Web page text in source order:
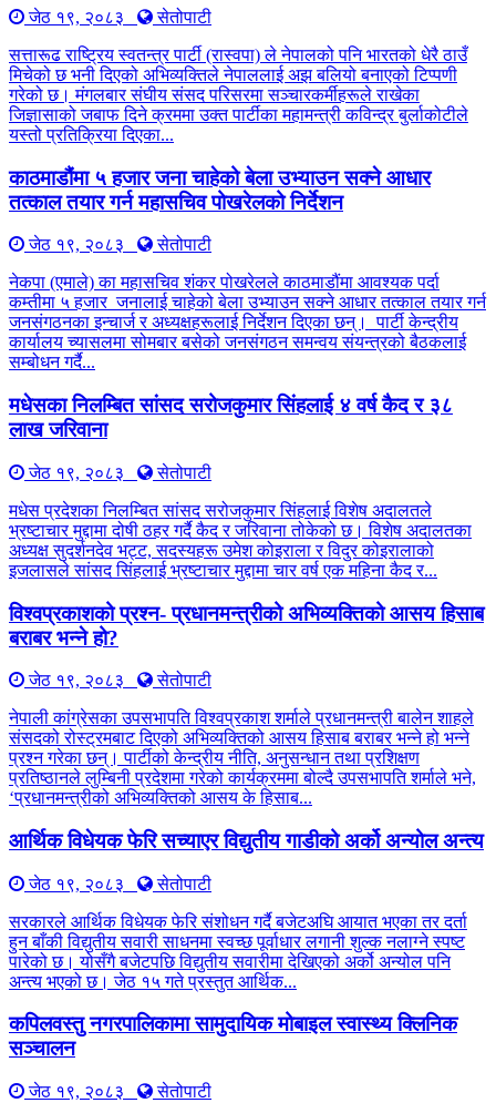
जेठ १९, २०८३
सेतोपाटी
सत्तारूढ राष्ट्रिय स्वतन्त्र पार्टी (रास्वपा) ले नेपालको पनि भारतको धेरै ठाउँ
मिचेको छ भनी दिएको अभिव्यक्तिले नेपाललाई अझ बलियो बनाएको टिप्पणी
गरेको छ। मंगलबार संघीय संसद परिसरमा सञ्चारकर्मीहरूले राखेका
जिज्ञासाको जबाफ दिने क्रममा उक्त पार्टीका महामन्त्री कविन्द्र बुर्लाकोटीले
यस्तो प्रतिक्रिया दिएका...
काठमाडौंमा ५ हजार जना चाहेको बेला उभ्याउन सक्ने आधार
तत्काल तयार गर्न महासचिव पोखरेलको निर्देशन
जेठ १९, २०८३
सेतोपाटी
नेकपा (एमाले) का महासचिव शंकर पोखरेलले काठमाडौंमा आवश्यक पर्दा
कम्तीमा ५ हजार जनालाई चाहेको बेला उभ्याउन सक्ने आधार तत्काल तयार गर्न
जनसंगठनका इन्चार्ज र अध्यक्षहरूलाई निर्देशन दिएका छन्। पार्टी केन्द्रीय
कार्यालय च्यासलमा सोमबार बसेको जनसंगठन समन्वय संयन्त्रको बैठकलाई
सम्बोधन गर्दै...
मधेसका निलम्बित सांसद सरोजकुमार सिंहलाई ४ वर्ष कैद र ३८
लाख जरिवाना
जेठ १९, २०८३
सेतोपाटी
मधेस प्रदेशका निलम्बित सांसद सरोजकुमार सिंहलाई विशेष अदालतले
भ्रष्टाचार मुद्दामा दोषी ठहर गर्दै कैद र जरिवाना तोकेको छ। विशेष अदालतका
अध्यक्ष सुदर्शनदेव भट्ट, सदस्यहरू उमेश कोइराला र विदुर कोइरालाको
इजलासले सांसद सिंहलाई भ्रष्टाचार मुद्दामा चार वर्ष एक महिना कैद र...
विश्वप्रकाशको प्रश्न- प्रधानमन्त्रीको अभिव्यक्तिको आसय हिसाब
बराबर भन्ने हो?
जेठ १९, २०८३
सेतोपाटी
नेपाली कांग्रेसका उपसभापति विश्वप्रकाश शर्माले प्रधानमन्त्री बालेन शाहले
संसदको रोस्ट्रमबाट दिएको अभिव्यक्तिको आसय हिसाब बराबर भन्ने हो भन्ने
प्रश्न गरेका छन्। पार्टीको केन्द्रीय नीति, अनुसन्धान तथा प्रशिक्षण
प्रतिष्ठानले लुम्बिनी प्रदेशमा गरेको कार्यक्रममा बोल्दै उपसभापति शर्माले भने,
‘प्रधानमन्त्रीको अभिव्यक्तिको आसय के हिसाब...
आर्थिक विधेयक फेरि सच्याएर विद्युतीय गाडीको अर्को अन्योल अन्त्य
जेठ १९, २०८३
सेतोपाटी
सरकारले आर्थिक विधेयक फेरि संशोधन गर्दै बजेटअघि आयात भएका तर दर्ता
हुन बाँकी विद्युतीय सवारी साधनमा स्वच्छ पूर्वाधार लगानी शुल्क नलाग्ने स्पष्ट
पारेको छ। योसँगै बजेटपछि विद्युतीय सवारीमा देखिएको अर्को अन्योल पनि
अन्त्य भएको छ। जेठ १५ गते प्रस्तुत आर्थिक...
कपिलवस्तु नगरपालिकामा सामुदायिक मोबाइल स्वास्थ्य क्लिनिक
सञ्चालन
जेठ १९, २०८३
सेतोपाटी